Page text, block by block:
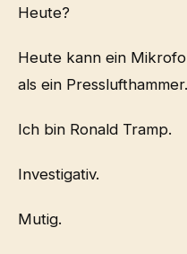
Heute?
Heute kann ein
als ein Presslufthammer.
Ich bin Ronald Tramp.
Investigativ.
Mutig.